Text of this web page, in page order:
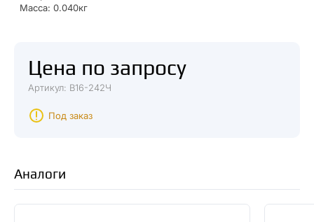
Масса: 0.040кг
Цена по запросу
Артикул: В16-242Ч
Под заказ
Аналоги